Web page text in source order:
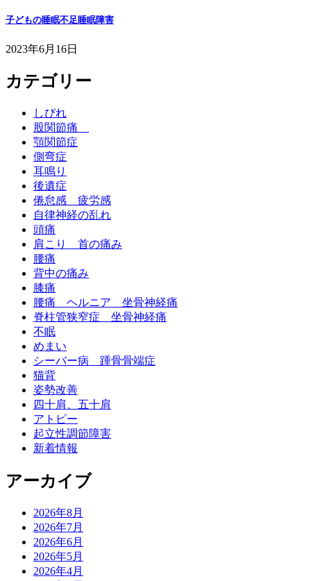
子どもの睡眠不足睡眠障害
2023年6月16日
カテゴリー
しびれ
股関節痛
顎関節症
側弯症
耳鳴り
後遺症
倦怠感 疲労感
自律神経の乱れ
頭痛
肩こり 首の痛み
腰痛
背中の痛み
膝痛
腰痛 ヘルニア 坐骨神経痛
脊柱管狭窄症 坐骨神経痛
不眠
めまい
シーバー病 踵骨骨端症
猫背
姿勢改善
四十肩、五十肩
アトピー
起立性調節障害
新着情報
アーカイブ
2026年8月
2026年7月
2026年6月
2026年5月
2026年4月